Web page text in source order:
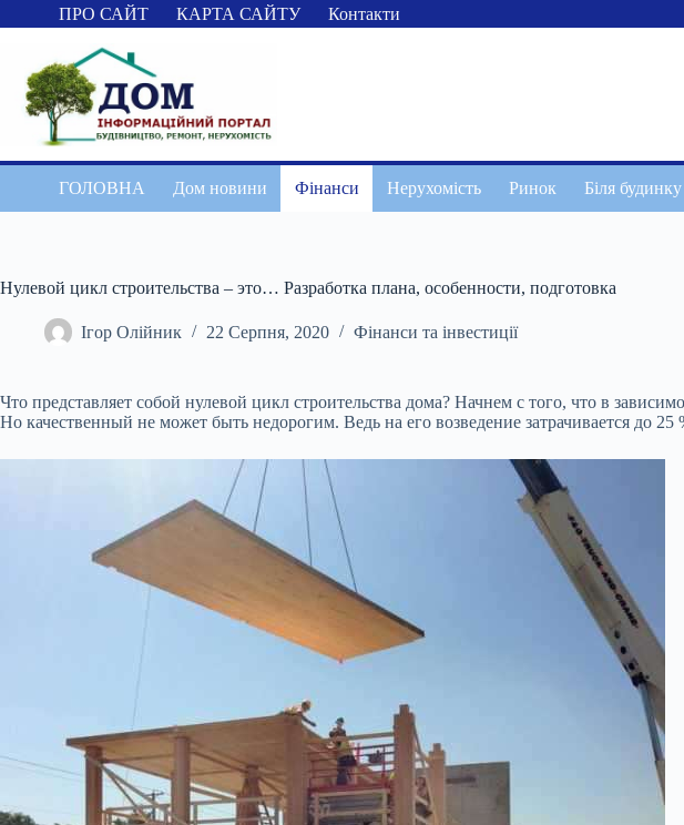
Перейти
до
ПРО САЙТ КАРТА САЙТУ Контакти
ГОЛОВНА Дом новини Фінанси Нерухомість Ринок Біля будинку
Нулевой цикл строительства – это… Разработка плана, особенности, подготовка
Ігор Олійник 22 Серпня, 2020 Фінанси та інвестиції
Что представляет собой нулевой цикл строительства дома? Начнем с того, что в
Но качественный не может быть недорогим. Ведь на его возведение затрачивается до 25